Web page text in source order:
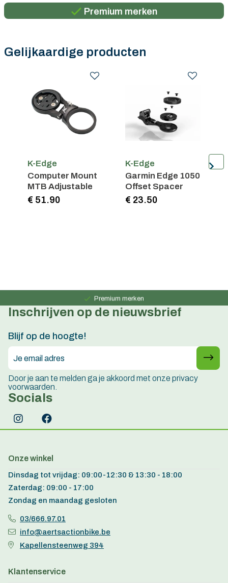
Premium merken
Gelijkaardige producten
K-Edge
Computer Mount
MTB Adjustable
€ 51.90
K-Edge
Garmin Edge 1050
Offset Spacer
€ 23.50
Premium merken
Persoonlijk advies
Inschrijven op de nieuwsbrief
Blijf op de hoogte!
Door je aan te melden ga je akkoord met onze privacy
voorwaarden.
Socials
Onze winkel
Dinsdag tot vrijdag: 09:00-12:30 & 13:30 - 18:00
Zaterdag: 09:00 - 17:00
Zondag en maandag gesloten
03/666.97.01
info@aertsactionbike.be
Kapellensteenweg 394
Klantenservice